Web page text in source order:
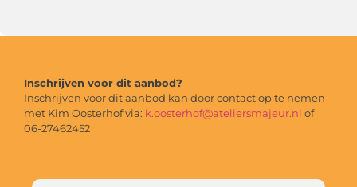
Inschrijven voor dit aanbod?
Inschrijven voor dit aanbod kan door contact op te nemen
met Kim Oosterhof via: k.oosterhof@ateliersmajeur.nl of
06-27462452